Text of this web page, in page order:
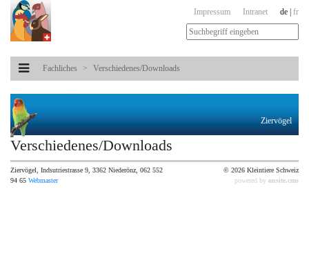
Impressum Intranet de| fr
Fachliches Verschiedenes/Downloads
Ziervögel
Verschiedenes/Downloads
Ziervögel, Indsutriestrasse 9, 3362 Niederönz, 062 552
94 65 Webmaster
© 2026 Kleintiere Schweiz
powered by onsite.cms